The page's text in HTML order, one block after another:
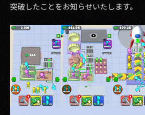
2026
2025
2024
PRIVACY POLICY
突破したことをお知らせいたします。